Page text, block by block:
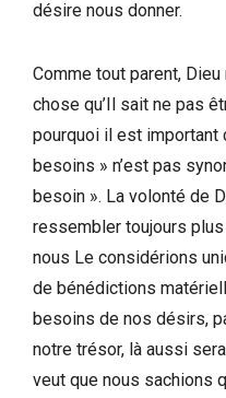
désire nous donner.
Comme tout parent,
chose qu’Il sait ne pas
pourquoi il est important
besoins » n’est pas
besoin ». La volonté de
ressembler toujours
nous Le considérions
de bénédictions
besoins de nos désirs,
notre trésor, là aussi
veut que nous sachions